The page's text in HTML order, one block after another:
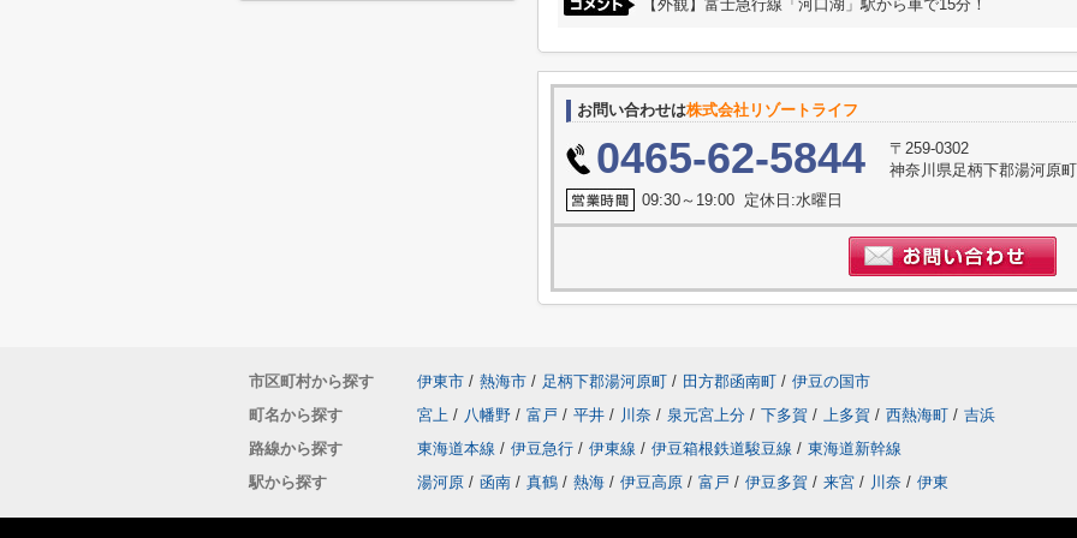
【外観】富士急行線「河口湖」駅から車で15分！
お問い合わせは株式会社リゾートライフ
0465-62-5844
〒259-0302
神奈川県足柄下郡湯河原
09:30～19:00 定休日:水曜日
市区町村から探す 伊東市 / 熱海市 / 足柄下郡湯河原町 / 田方郡函南町 / 伊豆の国市
町名から探す
宮上 / 八幡野 / 富戸 / 平井 / 川奈 / 泉元宮上分 / 下多賀 / 上多賀 / 西熱海町 / 吉浜
路線から探す
東海道本線 / 伊豆急行 / 伊東線 / 伊豆箱根鉄道駿豆線 / 東海道新幹線
駅から探す
湯河原 / 函南 / 真鶴 / 熱海 / 伊豆高原 / 富戸 / 伊豆多賀 / 来宮 / 川奈 / 伊東